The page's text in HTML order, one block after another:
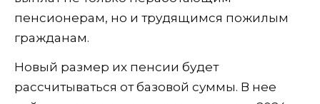
пенсионерам, но и трудящимся пожилым
гражданам.
Новый размер их пенсии будет
рассчитываться от базовой суммы. В нее